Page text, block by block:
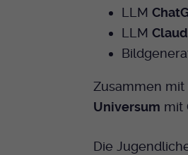
LLM
LLM
Zusammen
Universum mit
Die